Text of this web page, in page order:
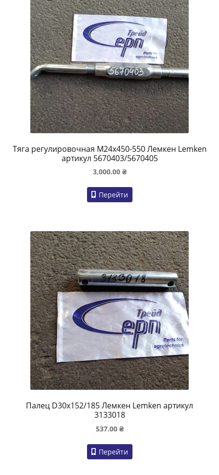
Тяга регулировочная M24x450-550 Лемкен Lemken
артикул 5670403/5670405
3,000.00 ₴
Перейти
Палец D30x152/185 Лемкен Lemken артикул
3133018
537.00 ₴
Перейти